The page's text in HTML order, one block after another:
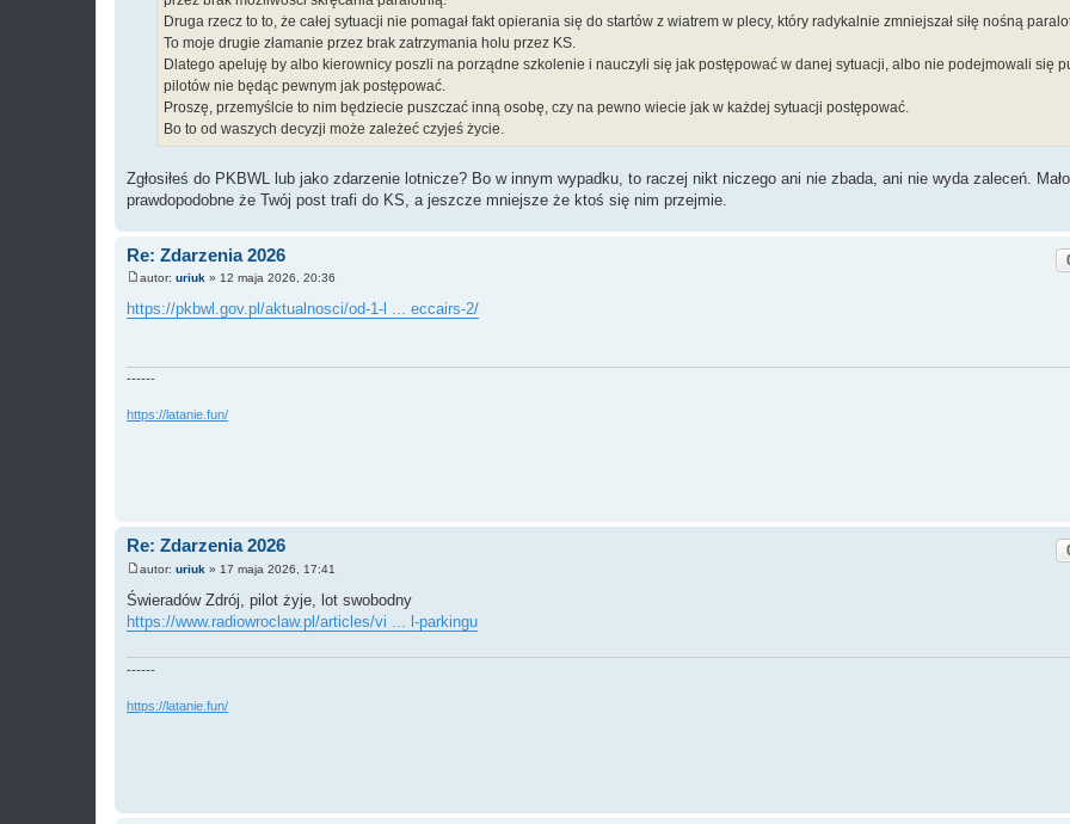
Druga rzecz to to, że całej sytuacji nie pomagał fakt opierania się do startów z wiatrem w plecy, który radykalnie zmniejszał siłę nośną
To moje drugie złamanie przez brak zatrzymania holu przez KS.
Dlatego apeluję by albo kierownicy poszli na porządne szkolenie i nauczyli się jak postępować w danej sytuacji, albo nie podejmowali się
pilotów nie będąc pewnym jak postępować.
Proszę, przemyślcie to nim będziecie puszczać inną osobę, czy na pewno wiecie jak w każdej sytuacji postępować.
Bo to od waszych decyzji może zależeć czyjeś życie.
Zgłosiłeś do PKBWL lub jako zdarzenie lotnicze? Bo w innym wypadku, to raczej nikt niczego ani nie zbada, ani nie wyda zaleceń. Mało
prawdopodobne że Twój post trafi do KS, a jeszcze mniejsze że ktoś się nim przejmie.
Re: Zdarzenia 2026
o
s
autor: uriuk » 12 maja 2026, 20:36
https://pkbwl.gov.pl/aktualnosci/od-1-l ... eccairs-2/
------
https://latanie.fun/
Re: Zdarzenia 2026
s
t
autor: uriuk » 17 maja 2026, 17:41
Świeradów Zdrój, pilot żyje, lot swobodny
https://www.radiowroclaw.pl/articles/vi ... l-parkingu
------
https://latanie.fun/